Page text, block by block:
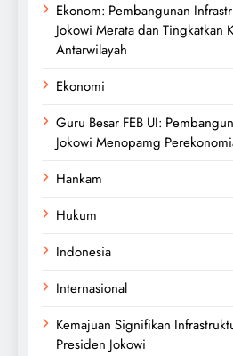
Ekonom: Pembangunan
Jokowi Merata dan Tingkatkan
Antarwilayah
Ekonomi
Guru Besar FEB UI:
Jokowi Menopamg
Hankam
Hukum
Indonesia
Internasional
Kemajuan Signifikan
Presiden Jokowi